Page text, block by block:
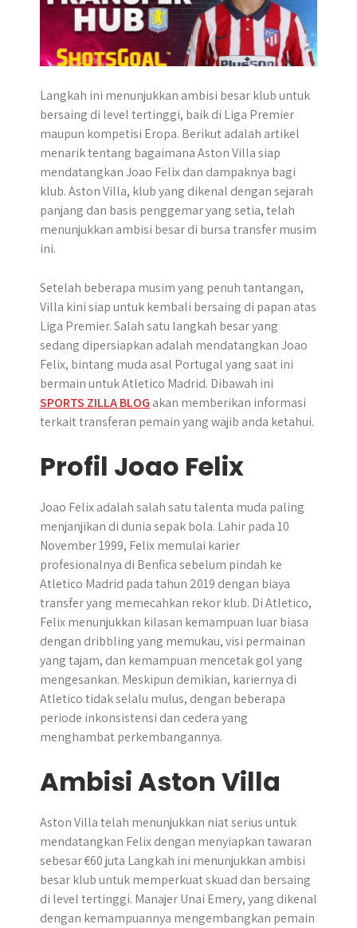
Langkah ini menunjukkan ambisi besar klub untuk
bersaing di level tertinggi, baik di Liga Premier
maupun kompetisi Eropa. Berikut adalah artikel
menarik tentang bagaimana Aston Villa siap
mendatangkan Joao Felix dan dampaknya bagi
klub. Aston Villa, klub yang dikenal dengan sejarah
panjang dan basis penggemar yang setia, telah
menunjukkan ambisi besar di bursa transfer musim
ini.
Setelah beberapa musim yang penuh tantangan,
Villa kini siap untuk kembali bersaing di papan atas
Liga Premier. Salah satu langkah besar yang
sedang dipersiapkan adalah mendatangkan Joao
Felix, bintang muda asal Portugal yang saat ini
bermain untuk Atletico Madrid. Dibawah ini
SPORTS ZILLA BLOG akan memberikan informasi
terkait transferan pemain yang wajib anda ketahui.
Profil Joao Felix
Joao Felix adalah salah satu talenta muda paling
menjanjikan di dunia sepak bola. Lahir pada 10
November 1999, Felix memulai karier
profesionalnya di Benfica sebelum pindah ke
Atletico Madrid pada tahun 2019 dengan biaya
transfer yang memecahkan rekor klub. Di Atletico,
Felix menunjukkan kilasan kemampuan luar biasa
dengan dribbling yang memukau, visi permainan
yang tajam, dan kemampuan mencetak gol yang
mengesankan. Meskipun demikian, kariernya di
Atletico tidak selalu mulus, dengan beberapa
periode inkonsistensi dan cedera yang
menghambat perkembangannya.
Ambisi Aston Villa
Aston Villa telah menunjukkan niat serius untuk
mendatangkan Felix dengan menyiapkan tawaran
sebesar €60 juta Langkah ini menunjukkan ambisi
besar klub untuk memperkuat skuad dan bersaing
di level tertinggi. Manajer Unai Emery, yang dikenal
dengan kemampuannya mengembangkan pemain